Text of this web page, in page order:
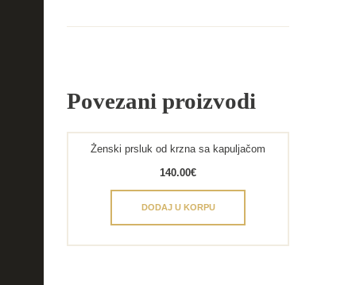
Povezani proizvodi
Ženski prsluk od krzna sa kapuljačom
140.00€
DODAJ U KORPU